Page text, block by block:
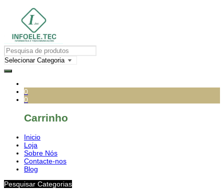
0
0
Carrinho
Inicio
Loja
Sobre Nós
Contacte-nos
Blog
Pesquisar Categorias